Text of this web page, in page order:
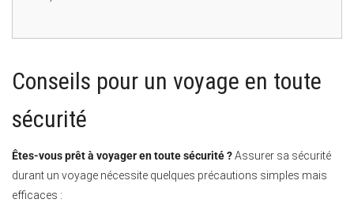
Conseils pour un voyage en toute
sécurité
Êtes-vous prêt à voyager en toute sécurité ?Assurer sa sécurité
durant un voyage nécessite quelques précautions simples mais
efficaces :